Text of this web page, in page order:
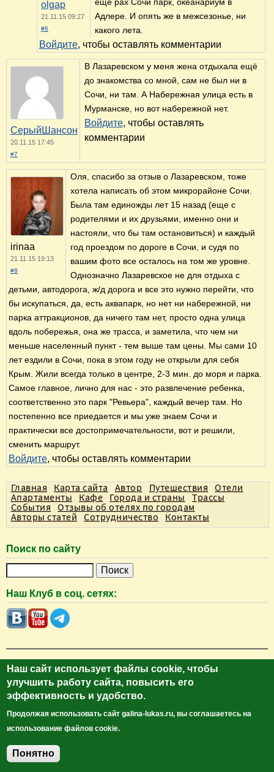
olgap
21.11.15 09:27
#6
Адлере. И опять же в межсезонье, ни
какого лета.
Войдите, чтобы оставлять комментарии
СерыйШансон
20.11.15 17:45
#7
В Лазаревском у меня жена отдыхала ещё
до знакомства со мной, сам не был ни в
Сочи, ни там. А Набережная улица есть в
Мурманске, но вот набережной нет.
Войдите, чтобы оставлять
комментарии
irinaa
21.11.15 19:13
#8
Оля, спасибо за отзыв о Лазаревском, тоже
хотела написать об этом микрорайоне Сочи.
Была там единожды лет 15 назад (еще с
родителями и их друзьями, именно они и
настояли, что бы там остановиться) и каждый
год проездом по дороге в Сочи, и судя по
вашим фото все осталось на том же уровне.
Однозначно Лазаревское не для отдыха с
детьми, автодорога, ж/д дорога и все это нужно перейти, что
бы искупаться, да, есть аквапарк, но нет ни набережной, ни
парка аттракционов, да ничего там нет, просто одна улица
вдоль побережья, она же трасса, и заметила, что чем ни
меньше населенный пункт - тем выше там цены. Мы сами 10
лет ездили в Сочи, пока в этом году не открыли для себя
Крым. Жили всегда только в центре, 2-3 мин. до моря и парка.
Самое главное, лично для нас - это развлечение ребенка,
соответственно это парк "Ревьера", каждый вечер там. Но
постепенно все приедается и мы уже знаем Сочи и
практически все достопримечательности, вот и решили,
сменить маршрут.
Войдите, чтобы оставлять комментарии
Главная Карта сайта Автор Путешествия
Отели
Апартаменты
Кафе Города и страны
Трассы
События
Отзывы об отелях по городам
Авторы статей
Сотрудничество Контакты
Поиск по сайту
и
с
к
Наш Клуб в соц. сетях:
Библио Графия в соц.сетях
Наш сайт использует файлы cookie, чтобы
улучшить работу сайта, повысить его
эффективность и удобство.
Продолжая использовать сайт galina-lukas.ru, вы соглашаетесь на
использование файлов cookie.
Понятно